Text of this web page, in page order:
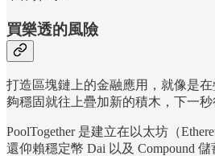
買樂透的風險
打造區塊鏈上的金融應用，就像是
夠穩固就往上疊加新的積木，下一秒
PoolTogether 是建立在以太坊（
還仰賴穩定幣 Dai 以及 Compound